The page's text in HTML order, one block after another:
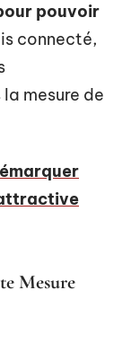
pouvoir
connecté,
mesure de
Mesure